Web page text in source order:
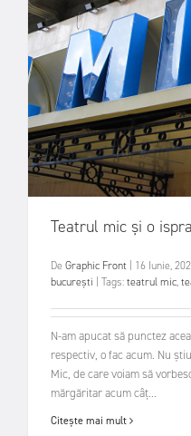
Teatrul mic și o
De Graphic Front 16 Iunie,
bucurești
Tags:teatrul mic,
N-am apucat să punctez
respectiv, o fac acum. Nu
Mic, de care voiam să
mărgăritar acum câț...
Citește mai mult